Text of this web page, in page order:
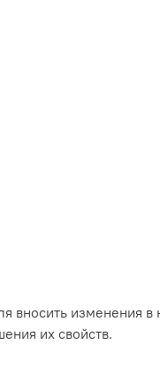
вносить изменения
их свойств.